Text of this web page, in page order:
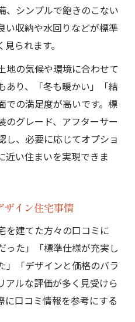
、シンプルで飽きのこない
い収納や水回りなどが標準
られます。
地の気候や環境に合わせて
あり、「冬も暖かい」「結
での満足度が高いです。標
のグレード、アフターサー
し、必要に応じてオプショ
近い住まいを実現できま
ザイン住宅事情
を建てた方々の口コミに
った」「標準仕様が充実し
」「デザインと価格のバラ
アルな評価が多く見受けら
に口コミ情報を参考にする